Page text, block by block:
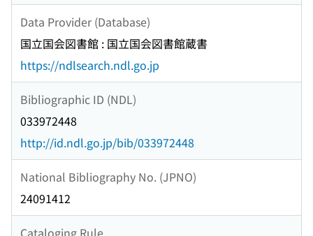
Data Provider (Database)
国立国会図書館 : 国立国会図書館蔵書
https://ndlsearch.ndl.go.jp
Bibliographic ID (NDL)
033972448
http://id.ndl.go.jp/bib/033972448
National Bibliography No. (JPNO)
24091412
Cataloging Rule